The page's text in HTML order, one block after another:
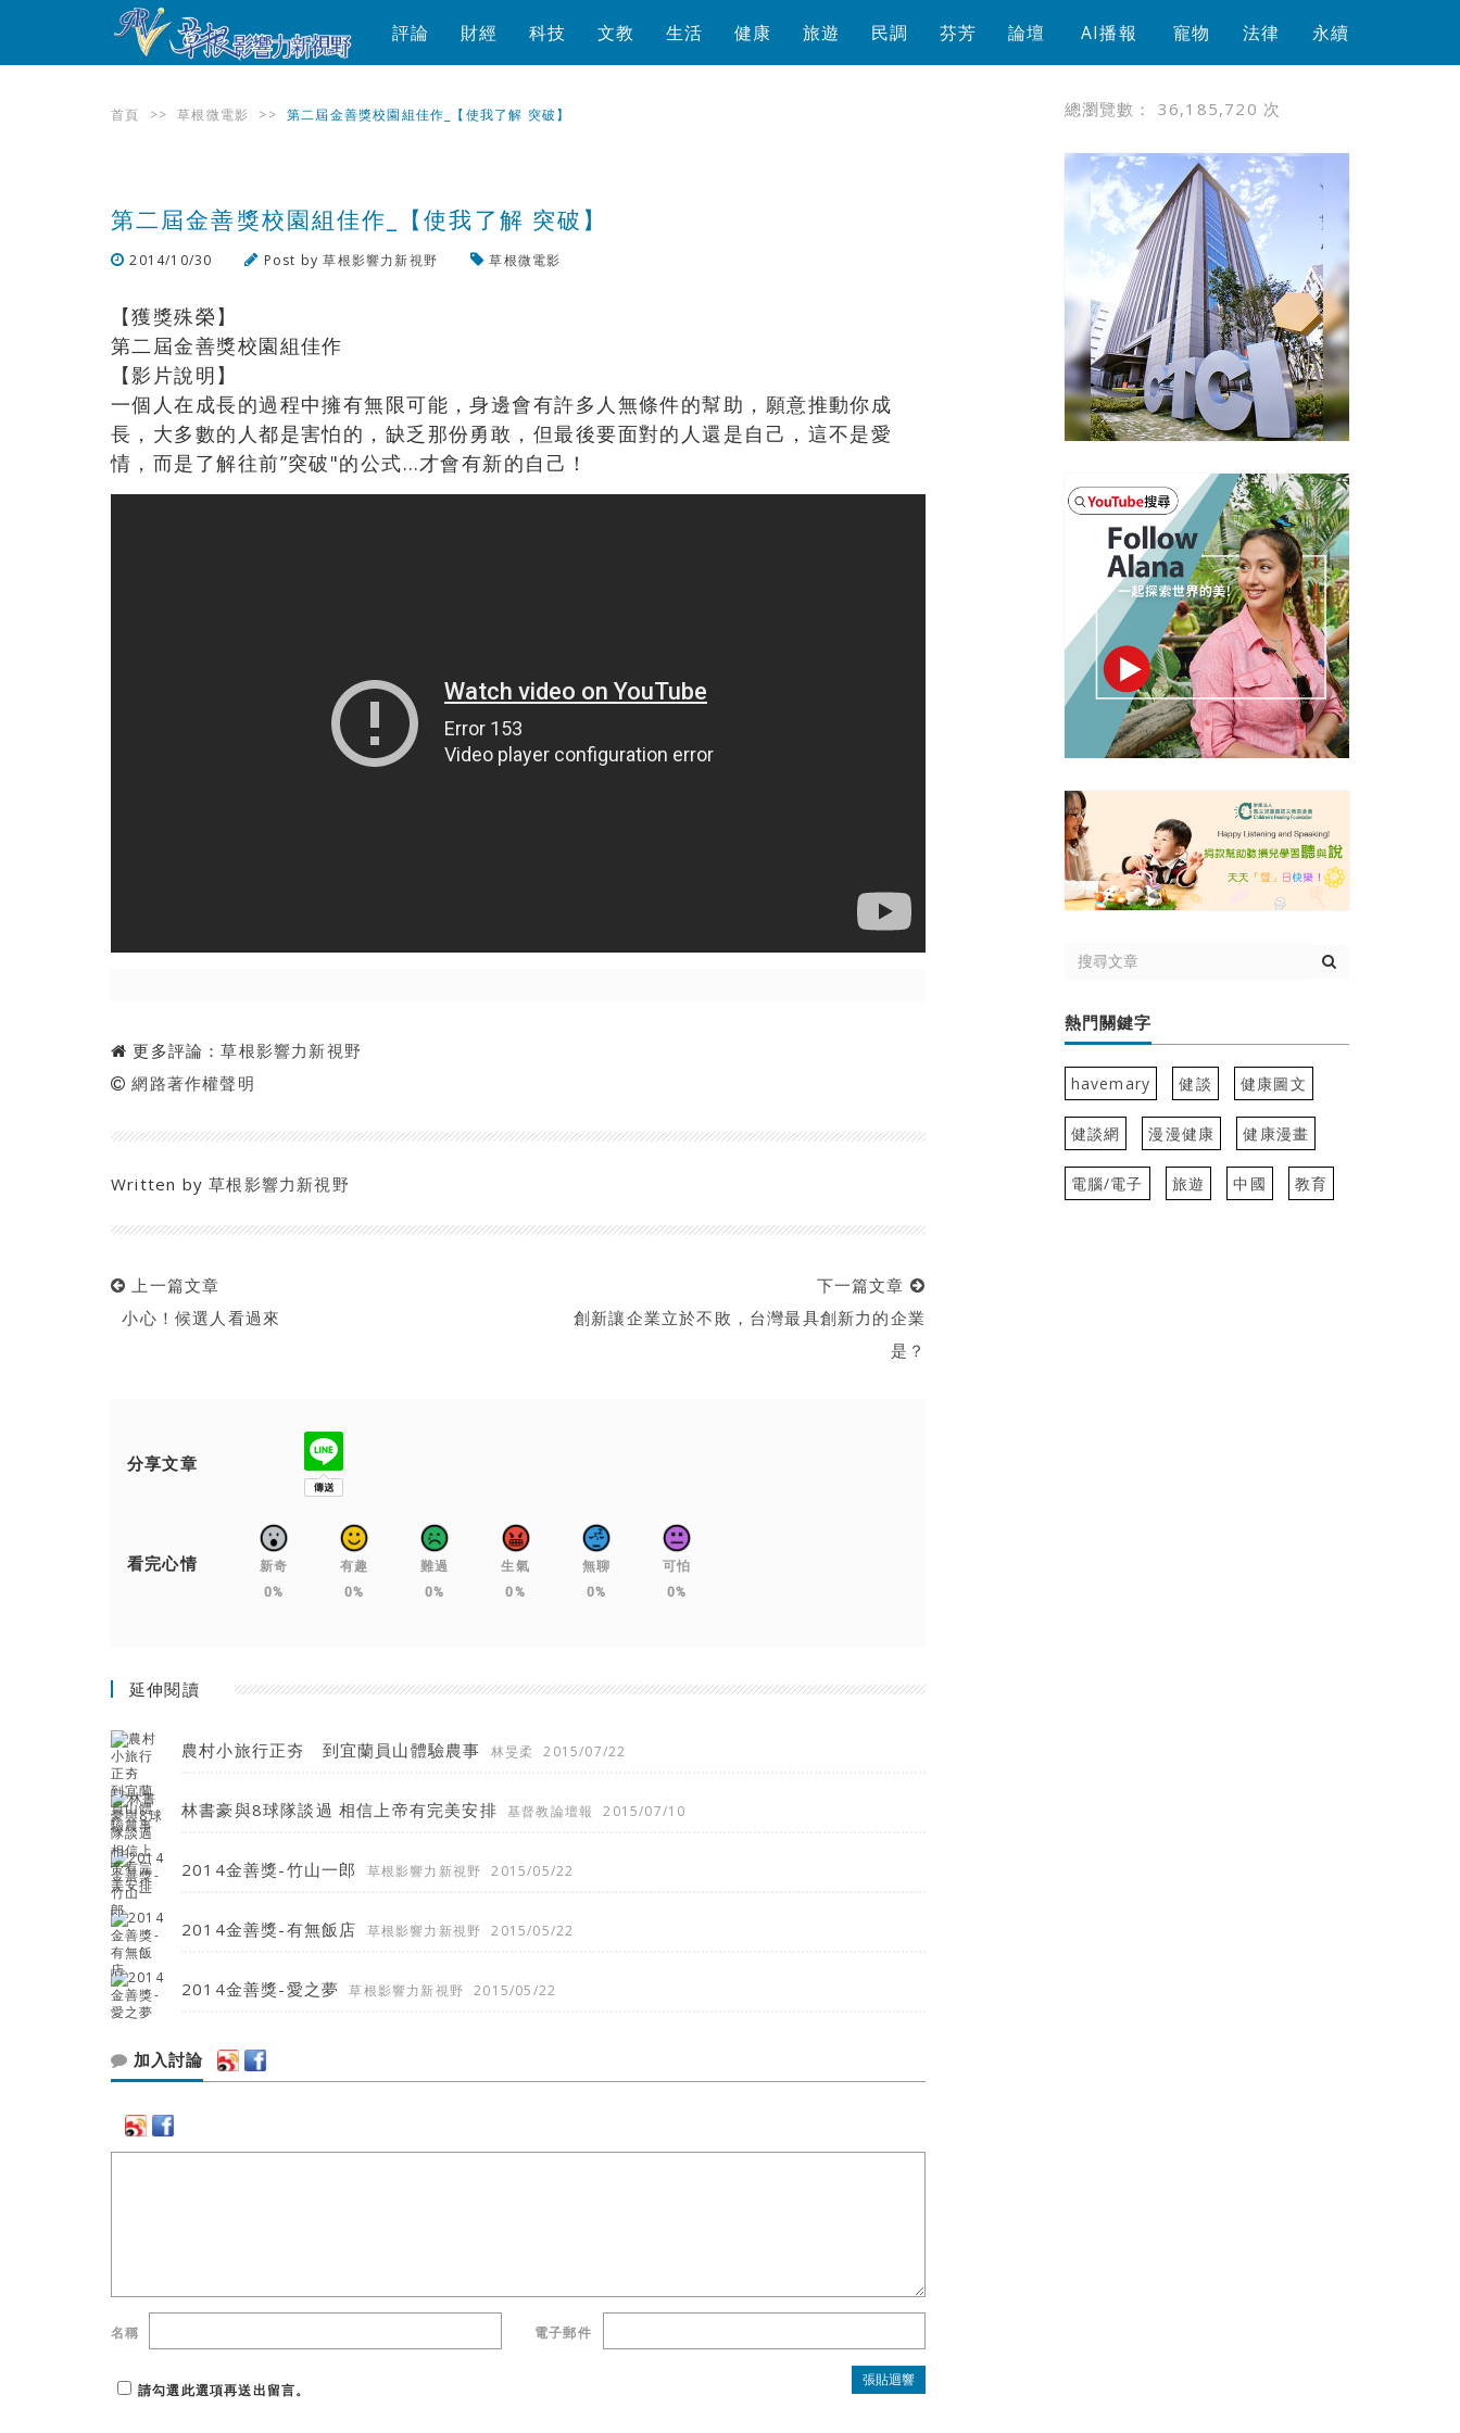
評論 財經 科技 文教 生活 健康 旅遊 民調 芬芳 論壇 AI播報 寵物 法律 永續
首頁 >> 草根微電影 >> 第二屆金善獎校園組佳作_【使我了解 突破】
第二屆金善獎校園組佳作_【使我了解 突破】
2014/10/30 Post by草根影響力新視野 草根微電影
【獲獎殊榮】
第二屆金善獎校園組佳作
【影片說明】
一個人在成長的過程中擁有無限可能，身邊會有許多人無條件的幫助，願意推動你成
長，大多數的人都是害怕的，缺乏那份勇敢，但最後要面對的人還是自己，這不是愛
情，而是了解往前”突破"的公式…才會有新的自己！
更多評論：草根影響力新視野
網路著作權聲明
Written by草根影響力新視野
上一篇文章
小心！候選人看過來
下一篇文章
創新讓企業立於不敗，台灣最具創新力的企業
是？
分享文章
看完心情
新奇
0%
有趣
0%
難過
0%
生氣
0%
無聊
0%
可怕
0%
延伸閱讀
農村小旅行正夯 到宜蘭員山體驗農事 林旻柔 2015/07/22
林書豪與8球隊談過 相信上帝有完美安排 基督教論壇報 2015/07/10
2014金善獎-竹山一郎 草根影響力新視野 2015/05/22
2014金善獎-有無飯店 草根影響力新視野 2015/05/22
2014金善獎-愛之夢 草根影響力新視野 2015/05/22
加入討論
名稱 電子郵件
請勾選此選項再送出留言。
總瀏覽數： 36,185,720 次
熱門關鍵字
havemary 健談 健康圖文
健談網 漫漫健康 健康漫畫
電腦/電子 旅遊 中國 教育